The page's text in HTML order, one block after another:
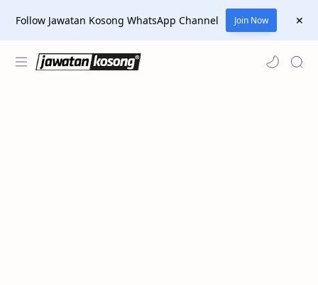
Follow Jawatan Kosong WhatsApp Channel Join Now